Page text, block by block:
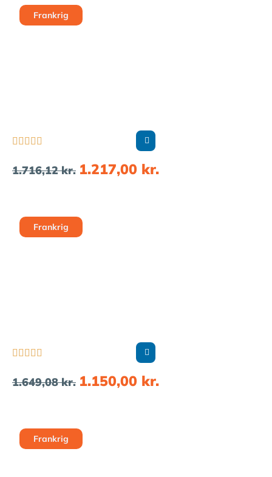
Frankrig
    
1.716,12kr. 1.217,00 kr.
Frankrig
    
1.649,08kr. 1.150,00 kr.
Frankrig